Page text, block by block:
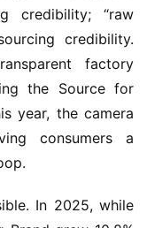
credibility; “raw
credibility.
factory
the Source for
year, the camera
consumers a
In 2025, while